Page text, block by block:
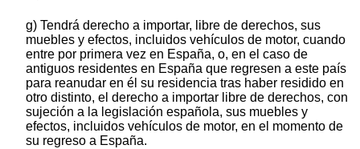
g) Tendrá derecho a importar, libre de derechos, sus
muebles y efectos, incluidos vehículos de motor, cuando
entre por primera vez en España, o, en el caso de
antiguos residentes en España que regresen a este país
para reanudar en él su residencia tras haber residido en
otro distinto, el derecho a importar libre de derechos, con
sujeción a la legislación española, sus muebles y
efectos, incluidos vehículos de motor, en el momento de
su regreso a España.